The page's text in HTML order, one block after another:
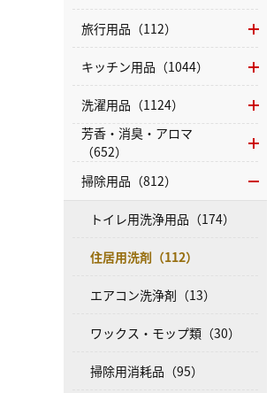
旅行用品（112）
キッチン用品（1044）
洗濯用品（1124）
芳香・消臭・アロマ
（652）
掃除用品（812）
トイレ用洗浄用品（174）
住居用洗剤（112）
エアコン洗浄剤（13）
ワックス・モップ類（30）
掃除用消耗品（95）